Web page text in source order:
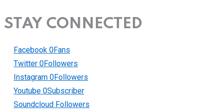
STAY CONNECTED
Facebook 0Fans
Twitter 0Followers
Instagram 0Followers
Youtube 0Subscriber
Soundcloud Followers